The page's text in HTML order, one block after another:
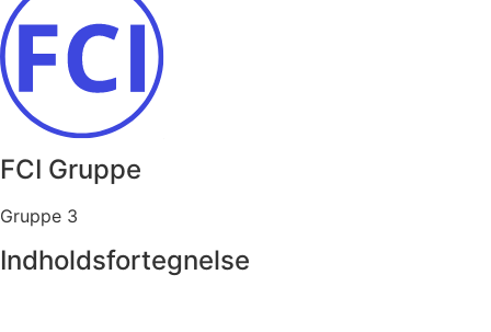
FCI Gruppe
Gruppe 3
Indholdsfortegnelse